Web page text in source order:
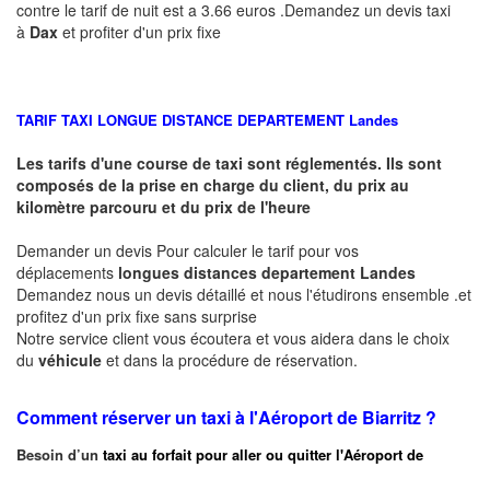
contre le tarif de nuit est a 3.66 euros .Demandez un devis taxi
à Dax et profiter d'un prix fixe
TARIF TAXI LONGUE DISTANCE DEPARTEMENT Landes
Les tarifs d'une course de taxi sont réglementés. Ils sont
composés de la prise en charge du client, du prix au
kilomètre parcouru et du prix de l'heure
Demander un devis Pour calculer le tarif pour vos
déplacements longues distances departement Landes
Demandez nous un devis détaillé et nous l'étudirons ensemble .et
profitez d'un prix fixe sans surprise
Notre service client vous écoutera et vous aidera dans le choix
du véhicule et dans la procédure de réservation.
Comment réserver un taxi à l'Aéroport de Biarritz ?
Besoin d’un taxi au forfait pour aller ou quitter l'Aéroport de